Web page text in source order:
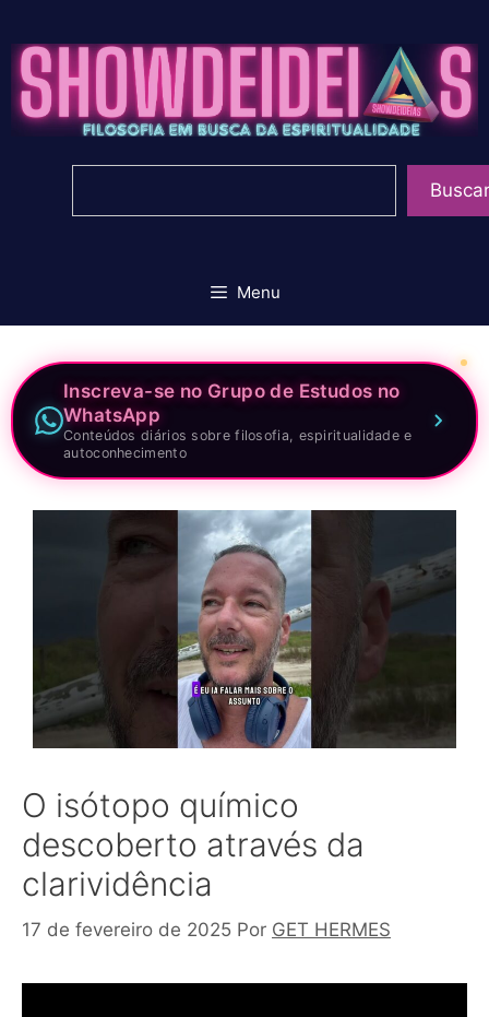
para
conteúdo
Buscar
Menu
Inscreva-se no Grupo de Estudos no
WhatsApp
Conteúdos diários sobre filosofia, espiritualidade e
autoconhecimento
O isótopo químico
descoberto através da
clarividência
17 de fevereiro de 2025 Por GET HERMES